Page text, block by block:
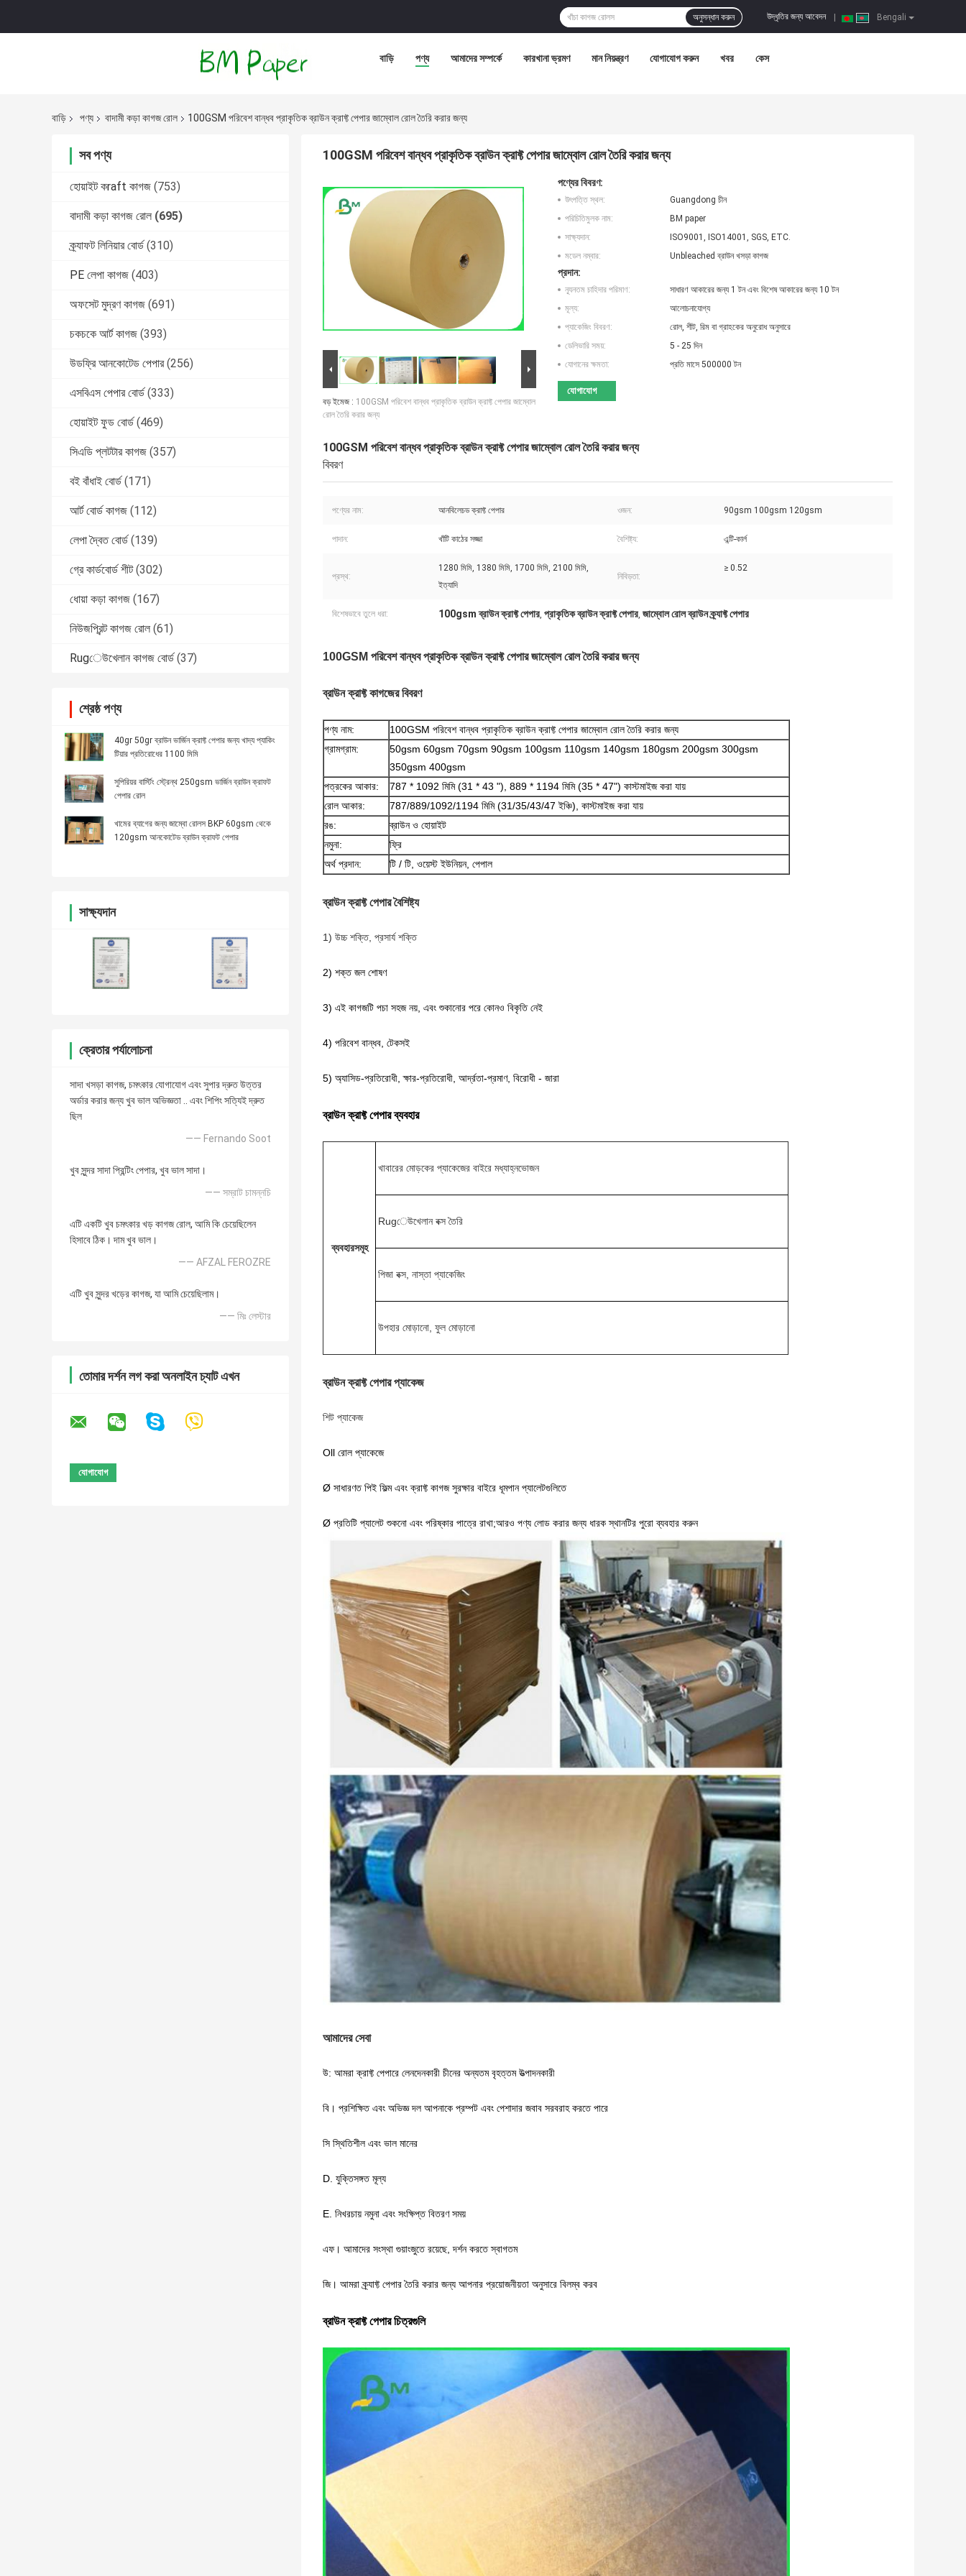
Bengali
উদ্ধৃতির জন্য আবেদন
অনুসন্ধান করুন
বাড়ি পণ্য আমাদের সম্পর্কে কারখানা ভ্রমণ মান নিয়ন্ত্রণ যোগাযোগ করুন খবর কেস
বাড়ি পণ্য বাদামী কড়া কাগজ রোল 100GSM পরিবেশ বান্ধব প্রাকৃতিক ব্রাউন ক্রাফ্ট পেপার জাম্বোল রোল তৈরি করার জন্য
সব পণ্য
হোয়াইট কraft কাগজ (753)
বাদামী কড়া কাগজ রোল (695)
ক্র্যাফট লিনিয়ার বোর্ড (310)
PE লেপা কাগজ (403)
অফসেট মুদ্রণ কাগজ (691)
চকচকে আর্ট কাগজ (393)
উডফ্রি আনকোটেড পেপার (256)
এসবিএস পেপার বোর্ড (333)
হোয়াইট ফুড বোর্ড (469)
সিএডি প্লটটার কাগজ (357)
বই বাঁধাই বোর্ড (171)
আর্ট বোর্ড কাগজ (112)
লেপা দ্বৈত বোর্ড (139)
গ্রে কার্ডবোর্ড শীট (302)
ধোয়া কড়া কাগজ (167)
নিউজপ্রিন্ট কাগজ রোল (61)
Rugেউখেলান কাগজ বোর্ড (37)
শ্রেষ্ঠ পণ্য
40gr 50gr ব্রাউন ভার্জিন ক্রাফ্ট পেপার জন্য খাদ্য প্যাকিং
টিয়ার প্রতিরোধের 1100 মিমি
সুপিরিয়র বার্স্টিং স্ট্রেন্থ 250gsm ভার্জিন ব্রাউন ক্রাফট
পেপার রোল
খামের ব্যাগের জন্য জাম্বো রোলস BKP 60gsm থেকে
120gsm আনকোটেড ব্রাউন ক্রাফট পেপার
সাক্ষ্যদান
ক্রেতার পর্যালোচনা
সাদা খসড়া কাগজ, চমৎকার যোগাযোগ এবং সুপার দ্রুত উত্তর
অর্ডার করার জন্য খুব ভাল অভিজ্ঞতা .. এবং শিপিং সত্যিই দ্রুত
ছিল
—— Fernando Soot
খুব সুন্দর সাদা প্রিন্টিং পেপার, খুব ভাল সাদা।
—— সম্রাট চামন্নচি
এটি একটি খুব চমৎকার খড় কাগজ রোল, আমি কি চেয়েছিলেন
হিসাবে ঠিক। দাম খুব ভাল।
—— AFZAL FEROZRE
এটি খুব সুন্দর খড়ের কাগজ, যা আমি চেয়েছিলাম।
—— মিঃ লেস্টার
তোমার দর্শন লগ করা অনলাইন চ্যাট এখন
100GSM পরিবেশ বান্ধব প্রাকৃতিক ব্রাউন ক্রাফ্ট পেপার জাম্বোল রোল তৈরি করার জন্য
বড় ইমেজ : 100GSM পরিবেশ বান্ধব প্রাকৃতিক ব্রাউন ক্রাফ্ট পেপার জাম্বোল
রোল তৈরি করার জন্য
পণ্যের বিবরণ:
উৎপত্তি স্থল:
Guangdong চীন
পরিচিতিমুলক নাম:
BM paper
সাক্ষ্যদান:
ISO9001, ISO14001, SGS, ETC.
মডেল নম্বার:
Unbleached ব্রাউন খসড়া কাগজ
প্রদান:
ন্যূনতম চাহিদার পরিমাণ:
সাধারণ আকারের জন্য 1 টন এবং বিশেষ আকারের জন্য 10 টন
মূল্য:
আলোচনাযোগ্য
প্যাকেজিং বিবরণ:
রোল, শীট, রিম বা গ্রাহকের অনুরোধ অনুসারে
ডেলিভারি সময়:
5 - 25 দিন
যোগানের ক্ষমতা:
প্রতি মাসে 500000 টন
যোগাযোগ
100GSM পরিবেশ বান্ধব প্রাকৃতিক ব্রাউন ক্রাফ্ট পেপার জাম্বোল রোল তৈরি করার জন্য
বিবরণ
পণ্যের নাম: আনবিলেচড ক্রাফ্ট পেপার ওজন: 90gsm 100gsm 120gsm
পাদান: খাঁটি কাঠের সজ্জা বৈশিষ্ট্য: এন্টি-কার্ল
প্রস্থ:
1280 মিমি, 1380 মিমি, 1700 মিমি, 2100 মিমি,
ইত্যাদি
নিবিড়তা:
≥ 0.52
বিশেষভাবে তুলে ধরা: 100gsm ব্রাউন ক্রাফ্ট পেপার, প্রাকৃতিক ব্রাউন ক্রাফ্ট পেপার, জাম্বোল রোল ব্রাউন ক্র্যাফ্ট পেপার
100GSM পরিবেশ বান্ধব প্রাকৃতিক ব্রাউন ক্রাফ্ট পেপার জাম্বোল রোল তৈরি করার জন্য
ব্রাউন ক্রাফ্ট কাগজের বিবরণ
পণ্য নাম:
100GSM পরিবেশ বান্ধব প্রাকৃতিক ব্রাউন ক্রাফ্ট পেপার জাম্বোল রোল তৈরি করার জন্য
গ্রামগ্রাম:
50gsm 60gsm 70gsm 90gsm 100gsm 110gsm 140gsm 180gsm 200gsm 300gsm
350gsm 400gsm
পত্রকের আকার:
787 * 1092 মিমি (31 * 43 "), 889 * 1194 মিমি (35 * 47") কাস্টমাইজ করা যায়
রোল আকার:
787/889/1092/1194 মিমি (31/35/43/47 ইঞ্চি), কাস্টমাইজ করা যায়
রঙ:
ব্রাউন ও হোয়াইট
নমুনা:
ফ্রি
অর্থ প্রদান:
টি / টি, ওয়েস্ট ইউনিয়ন, পেপাল
ব্রাউন ক্রাফ্ট পেপার বৈশিষ্ট্য
1) উচ্চ শক্তি, প্রসার্য শক্তি
2) শক্ত জল শোষণ
3) এই কাগজটি পচা সহজ নয়, এবং শুকানোর পরে কোনও বিকৃতি নেই
4) পরিবেশ বান্ধব, টেকসই
5) অ্যাসিড-প্রতিরোধী, ক্ষার-প্রতিরোধী, আর্দ্রতা-প্রমাণ, বিরোধী - জারা
ব্রাউন ক্রাফ্ট পেপার ব্যবহার
ব্যবহারসমূহ
খাবারের মোড়কের প্যাকেজের বাইরে মধ্যাহ্নভোজন
Rugেউখেলান বক্স তৈরি
পিজা বক্স, নাস্তা প্যাকেজিং
উপহার মোড়ানো, ফুল মোড়ানো
ব্রাউন ক্রাফ্ট পেপার প্যাকেজ
শিট প্যাকেজ
Oll রোল প্যাকেজে
Ø সাধারণত পিই ফিল্ম এবং ক্রাফ্ট কাগজ সুরক্ষার বাইরে ধূমপান প্যালেটগুলিতে
Ø প্রতিটি প্যালেট শুকনো এবং পরিষ্কার পাত্রে রাখা;আরও পণ্য লোড করার জন্য ধারক স্থানটির পুরো ব্যবহার করুন
আমাদের সেবা
উ: আমরা ক্রাফ্ট পেপারে লেনদেনকারী চীনের অন্যতম বৃহত্তম উত্পাদনকারী
বি। প্রশিক্ষিত এবং অভিজ্ঞ দল আপনাকে প্রম্পট এবং পেশাদার জবাব সরবরাহ করতে পারে
সি স্থিতিশীল এবং ভাল মানের
D. যুক্তিসঙ্গত মূল্য
E. নিখরচায় নমুনা এবং সংক্ষিপ্ত বিতরণ সময়
এফ। আমাদের সংস্থা গুয়াংজুতে রয়েছে, দর্শন করতে স্বাগতম
জি। আমরা ক্র্যাফ্ট পেপার তৈরি করার জন্য আপনার প্রয়োজনীয়তা অনুসারে বিলম্ব করব
ব্রাউন ক্রাফ্ট পেপার চিত্রগুলি